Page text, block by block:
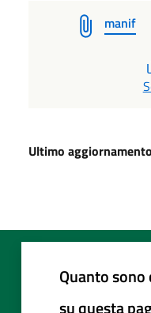
manif
Ultimo aggiornamento
Quanto
su questa